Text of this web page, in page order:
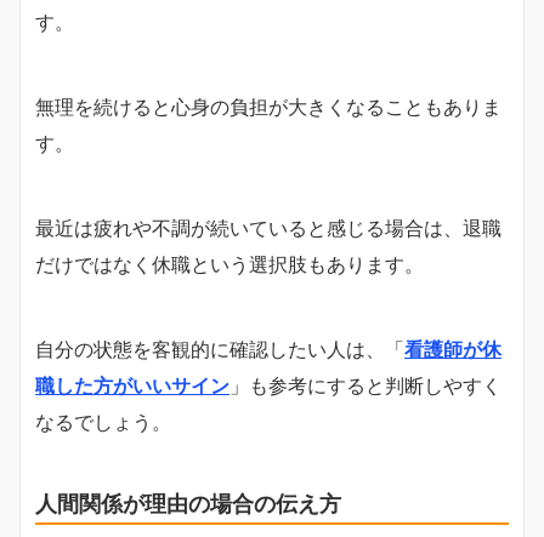
す。
無理を続けると心身の負担が大きくなることもありま
す。
最近は疲れや不調が続いていると感じる場合は、退職
だけではなく休職という選択肢もあります。
自分の状態を客観的に確認したい人は、「看護師が休
職した方がいいサイン 」も参考にすると判断しやすく
なるでしょう。
人間関係が理由の場合の伝え方